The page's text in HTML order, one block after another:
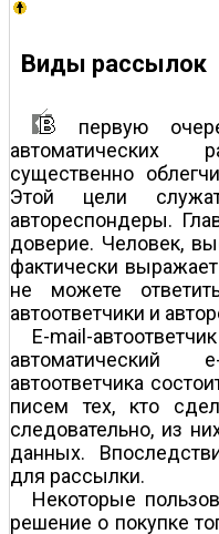
Виды рассылок
первую
существенно
Этой цели
автореспондеры.
доверие. Человек,
фактически
не можете
автоответчики и
E-mail-
автоматический
автоответчика
писем тех, кто
следовательно, из
данных.
для рассылки.
Некоторые
решение о покупке